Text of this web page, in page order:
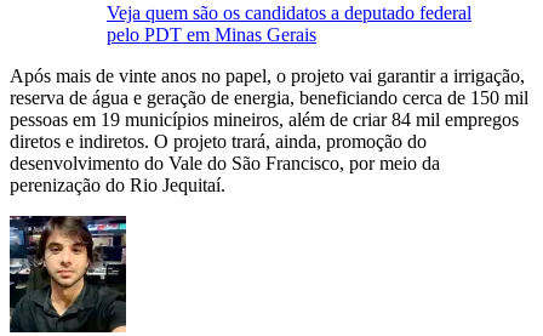
Veja quem são os candidatos a deputado federal
pelo PDT em Minas Gerais
Após mais de vinte anos no papel, o projeto vai garantir a irrigação,
reserva de água e geração de energia, beneficiando cerca de 150 mil
pessoas em 19 municípios mineiros, além de criar 84 mil empregos
diretos e indiretos. O projeto trará, ainda, promoção do
desenvolvimento do Vale do São Francisco, por meio da
perenização do Rio Jequitaí.